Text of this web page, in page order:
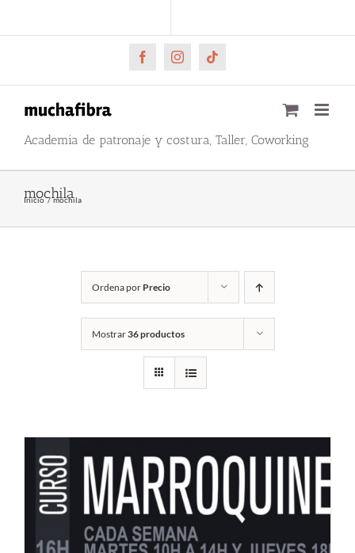
al
FacebookInstagramTiktok
Academia de patronaje y costura, Taller, Coworking
mochila
Inicio mochila
Ordena por Precio
Mostrar36 productos